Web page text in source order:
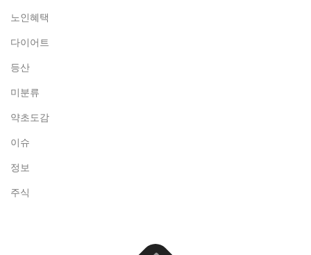
노인혜택
다이어트
등산
미분류
약초도감
이슈
정보
주식